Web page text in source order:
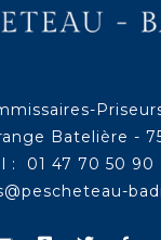
Batelière -
: 01 47 70 50 90